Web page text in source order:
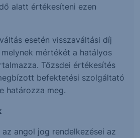
alatt értékesíteni ezen
esetén visszaváltási díj
mértékét a hatályos
Tőzsdei értékesítés
befektetési szolgáltató
határozza meg.
angol jog rendelkezései az